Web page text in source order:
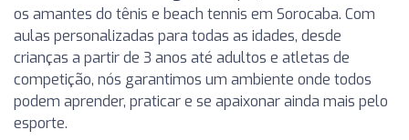
os amantes do tênis e beach tennis em Sorocaba. Com
aulas personalizadas para todas as idades, desde
crianças a partir de 3 anos até adultos e atletas de
competição, nós garantimos um ambiente onde todos
podem aprender, praticar e se apaixonar ainda mais pelo
esporte.